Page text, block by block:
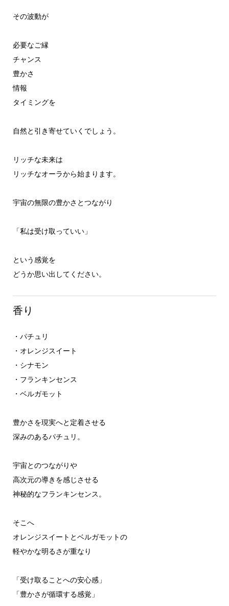
その波動が
必要なご縁
チャンス
豊かさ
情報
タイミングを
自然と引き寄せていくでしょう。
リッチな未来は
リッチなオーラから始まります。
宇宙の無限の豊かさとつながり
「私は受け取っていい」
という感覚を
どうか思い出してください。
香り
・パチュリ
・オレンジスイート
・シナモン
・フランキンセンス
・ベルガモット
豊かさを現実へと定着させる
深みのあるパチュリ。
宇宙とのつながりや
高次元の導きを感じさせる
神秘的なフランキンセンス。
そこへ
オレンジスイートとベルガモットの
軽やかな明るさが重なり
「受け取ることへの安心感」
「豊かさが循環する感覚」